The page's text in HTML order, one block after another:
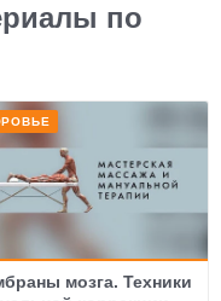
по
мозга. Техники